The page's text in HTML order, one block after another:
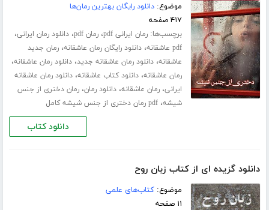
موضوع:دانلود رایگان بهترین رمان‌ها
۴۱۷ صفحه
برچسب‌ها:رمان ایرانی pdf ،رمان pdf ،دانلود رمان ایرانی،
pdf عاشقانه ،دانلود رایگان رمان عاشقانه،رمان جدید
عاشقانه،دانلود رمان عاشقانه جدید،دانلود رمان عاشقانه،
رمان عاشقانه،دانلود کتاب عاشقانه،دانلود رمان عاشقانه
ایرانی،رمان عاشقانه،دانلود رمان،رمان دختری از جنس
شیشه،pdf رمان دختری از جنس شیشه کامل
دانلود کتاب
دانلود گزیده ای از کتاب زبان روح
موضوع:کتاب‌های علمی
۱۱ صفحه